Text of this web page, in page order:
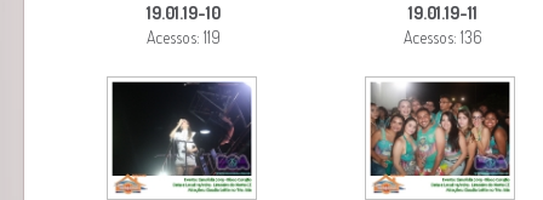
19.01.19-10
Acessos: 119
19.01.19-11
Acessos: 136